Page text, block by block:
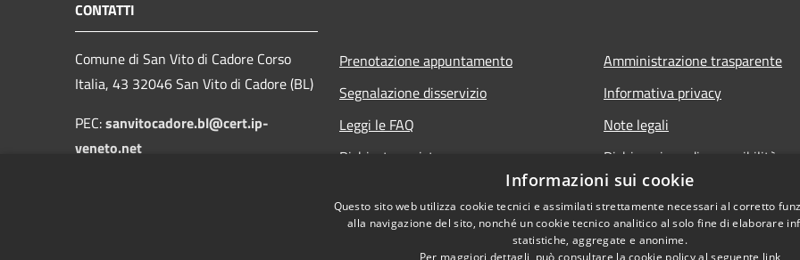
CONTATTI
Comune di San Vito di Cadore Corso
Italia, 43 32046 San Vito di Cadore (BL)
PEC:sanvitocadore.bl@cert.ip-
veneto.net
Prenotazione appuntamento
Segnalazione disservizio
Leggi le FAQ
Richiesta assistenza
Amministrazione trasparente
Informativa privacy
Note legali
Dichiarazione di accessibilità
Informazioni sui cookie
Questo sito web utilizza cookie tecnici e assimilati strettamente necessari al corretto
alla navigazione del sito, nonché un cookie tecnico analitico al solo fine di elaborare
statistiche, aggregate e anonime.
Per maggiori dettagli, può consultare la cookie policy al seguente link